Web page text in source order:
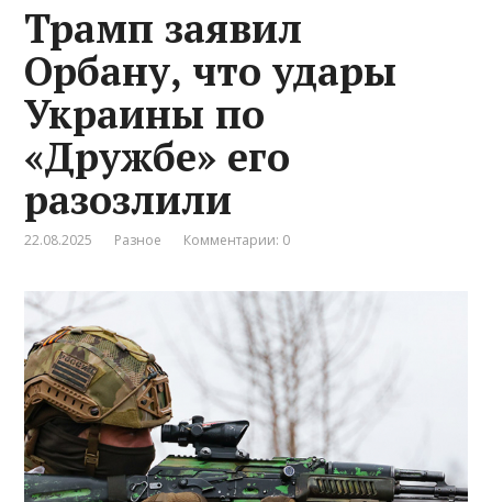
Трамп заявил
Орбану, что удары
Украины по
«Дружбе» его
разозлили
22.08.2025 Разное Комментарии: 0